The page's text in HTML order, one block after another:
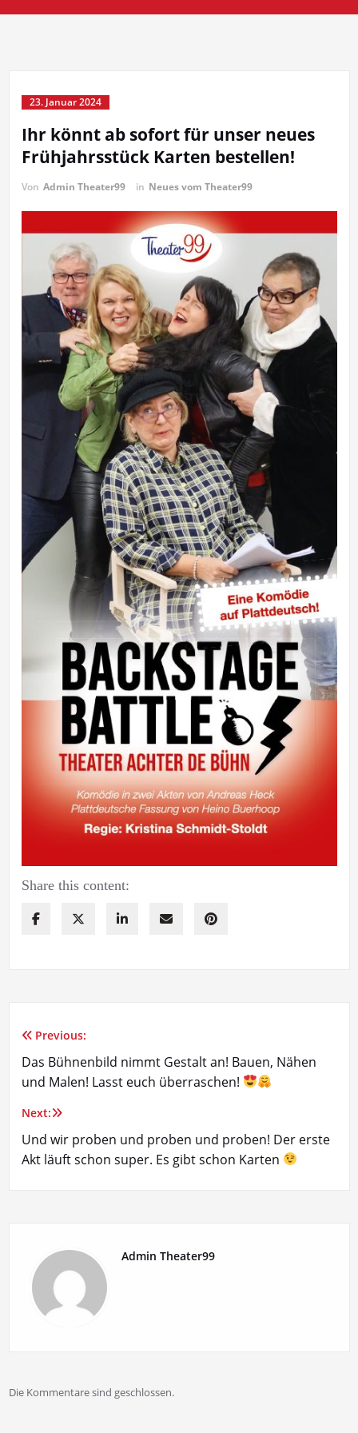
23. Januar 2024
Ihr könnt ab sofort für unser neues
Frühjahrsstück Karten bestellen!
Von Admin Theater99 in Neues vom Theater99
Share this content:
Beitragsnavigation
Previous:
Das Bühnenbild nimmt Gestalt an! Bauen, Nähen
und Malen! Lasst euch überraschen!
Next:
Und wir proben und proben und proben! Der erste
Akt läuft schon super. Es gibt schon Karten
Admin Theater99
Die Kommentare sind geschlossen.